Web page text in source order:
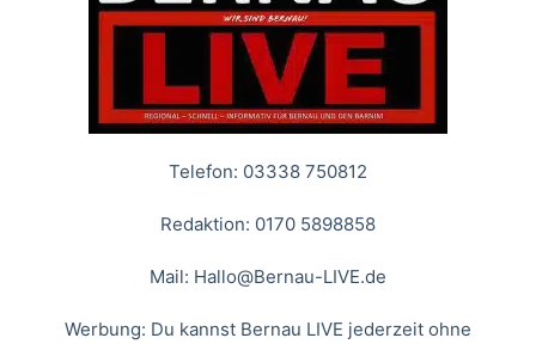
Telefon: 03338 750812
Redaktion: 0170 5898858
Mail: Hallo@Bernau-LIVE.de
Werbung: Du kannst Bernau LIVE jederzeit ohne